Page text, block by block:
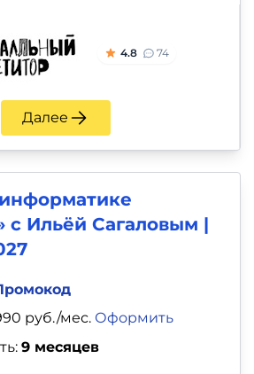
4.8 74
Далее
с Ильёй Сагаловым |
9 месяцев
руб./мес. Оформить